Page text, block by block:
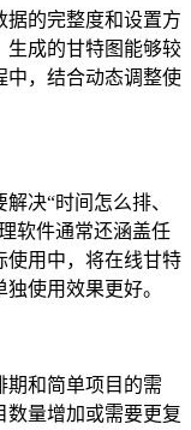
据的完整度和设置方
生成的甘特图能够较
中，结合动态调整使
决“时间怎么排、
软件通常还涵盖任
使用中，将在线甘特
使用效果更好。
期和简单项目的需
数量增加或需要更复